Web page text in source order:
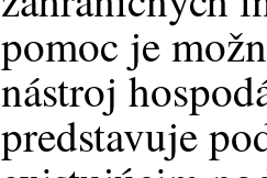
pomoc je
nástroj
predstavuje